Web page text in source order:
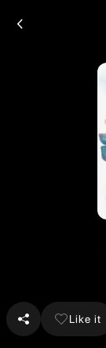
Like it